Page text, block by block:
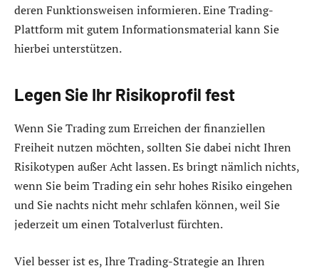
deren Funktionsweisen informieren. Eine Trading-
Plattform mit gutem Informationsmaterial kann Sie
hierbei unterstützen.
Legen Sie Ihr Risikoprofil fest
Wenn Sie Trading zum Erreichen der finanziellen
Freiheit nutzen möchten, sollten Sie dabei nicht Ihren
Risikotypen außer Acht lassen. Es bringt nämlich nichts,
wenn Sie beim Trading ein sehr hohes Risiko eingehen
und Sie nachts nicht mehr schlafen können, weil Sie
jederzeit um einen Totalverlust fürchten.
Viel besser ist es, Ihre Trading-Strategie an Ihren